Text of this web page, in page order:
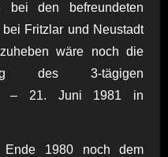
bei den befreundeten
Fritzlar und Neustadt
wäre noch die
des 3-tägigen
– 21. Juni 1981 in
1980 noch dem